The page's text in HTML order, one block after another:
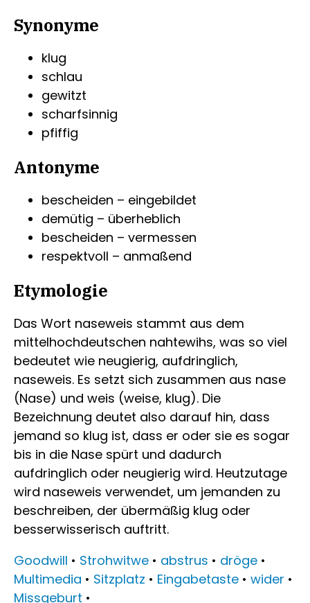
Synonyme
klug
schlau
gewitzt
scharfsinnig
pfiffig
Antonyme
bescheiden – eingebildet
demütig – überheblich
bescheiden – vermessen
respektvoll – anmaßend
Etymologie
Das Wort naseweis stammt aus dem
mittelhochdeutschen nahtewihs, was so viel
bedeutet wie neugierig, aufdringlich,
naseweis. Es setzt sich zusammen aus nase
(Nase) und weis (weise, klug). Die
Bezeichnung deutet also darauf hin, dass
jemand so klug ist, dass er oder sie es sogar
bis in die Nase spürt und dadurch
aufdringlich oder neugierig wird. Heutzutage
wird naseweis verwendet, um jemanden zu
beschreiben, der übermäßig klug oder
besserwisserisch auftritt.
Goodwill • Strohwitwe • abstrus • dröge •
Multimedia • Sitzplatz • Eingabetaste • wider •
Missgeburt •